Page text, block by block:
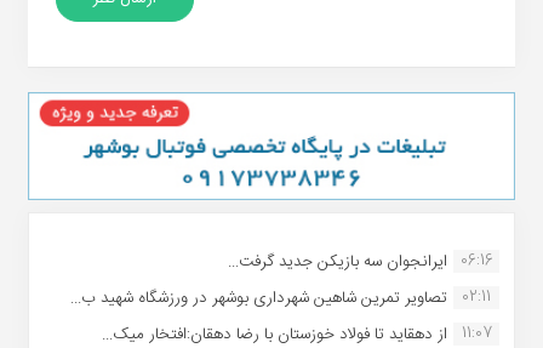
06:16 ایرانجوان سه بازیکن جدید گرفت...
02:11
تصاویر تمرین شاهین شهردارى بوشهر در ورزشگاه شهید ب...
11:07
از دهقاید تا فولاد خوزستان با رضا دهقان:افتخار میک...